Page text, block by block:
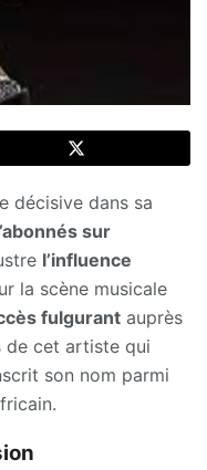
décisive dans sa
sur
l’influence
la scène musicale
fulgurant auprès
de cet artiste qui
son nom parmi